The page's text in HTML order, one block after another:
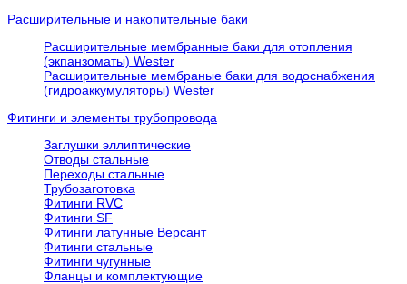
Расширительные и накопительные баки
Расширительные мембранные баки для отопления
(экпанзоматы) Wester
Расширительные мембраные баки для водоснабжения
(гидроаккумуляторы) Wester
Фитинги и элементы трубопровода
Заглушки эллиптические
Отводы стальные
Переходы стальные
Трубозаготовка
Фитинги RVC
Фитинги SF
Фитинги латунные Версант
Фитинги стальные
Фитинги чугунные
Фланцы и комплектующие